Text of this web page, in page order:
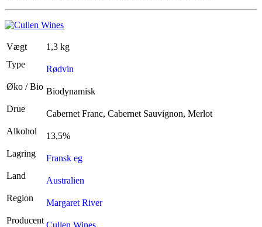
Vægt
1,3 kg
Type
Rødvin
Øko / Bio Biodynamisk
Drue
Cabernet Franc, Cabernet Sauvignon, Merlot
Alkohol
13,5%
Lagring
Fransk eg
Land
Australien
Region
Margaret River
Producent Cullen Wines